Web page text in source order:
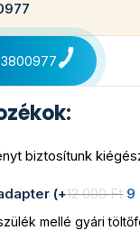
biztosítunk
(+12 000Ft 9
mellé gyári